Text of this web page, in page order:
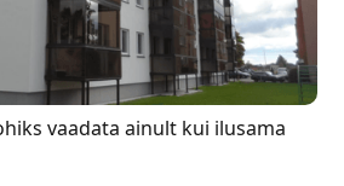
vaadata ainult kui ilusama